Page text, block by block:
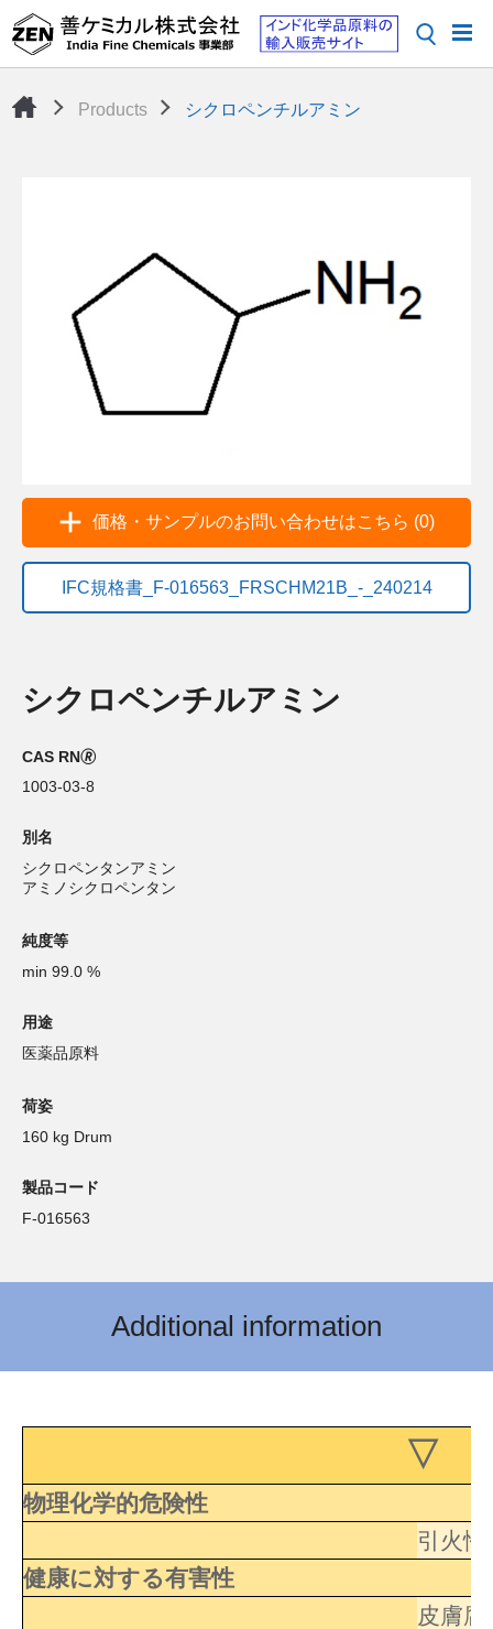
Products シクロペンチルアミン
価格・サンプルのお問い合わせはこちら (0)
IFC規格書_F-016563_FRSCHM21B_-_240214
シクロペンチルアミン
CAS RN🄬
1003-03-8
別名
シクロペンタンアミン
アミノシクロペンタン
純度等
min 99.0 %
用途
医薬品原料
荷姿
160 kg Drum
製品コード
F-016563
Additional information
▽
物理化学的危険性
引火性
健康に対する有害性
皮膚